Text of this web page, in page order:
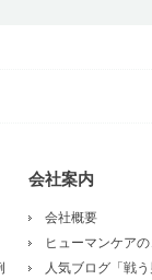
会社案内
会社概要
ヒューマンケア
人気ブログ「戦